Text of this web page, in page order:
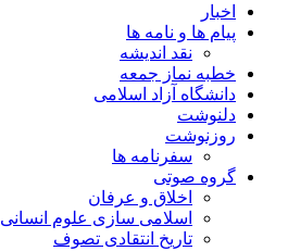
اخبار
پیام ها و نامه ها
نقد اندیشه
خطبه نماز جمعه
دانشگاه آزاد اسلامی
دلنوشت
روزنوشت
سفرنامه ها
گروه صوتی
اخلاق و عرفان
اسلامی سازی علوم انسانی
تاریخ انتقادی تصوف